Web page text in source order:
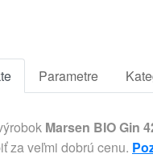
Parametre
Marsen BIO Gin
za veľmi dobrú cenu.